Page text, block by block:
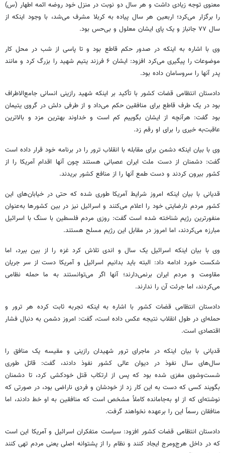
معنوی توجه زیادی داشت و هر سال دو نوبت در منزل خود روضه ائمه اطهار (س)
را برگزار می‌کرد؛ اربعین هر سال پیاده به کربلا مشرف می‌شد، با وجود اینکه از
سال ۷۷ جانباز و یک پای ایشان معلول و بی‌حس بود.
وی با اشاره به اینکه در صدور حکم قاطع بود و تا پاسی از شب در محل کار
موضوعات را پیگیری می‌کرد افزود: ایشان ۶ فرزند یتیم شهید را بزرگ کرد و مانند
پدر آنها را سروسامان داده بود.
دادستان انتظامی قضات کشور با تأکید بر اینکه شهید رازینی انسانی جامع‌الاطراف
بود در یک طرف قاطع برای منافقین حکم می‌داد و از طرفی دلش در گروییتیمان
بود گفت: هرآنچه از ایشان بگوییم کم است و خداوند بهترین مزد و بالاترین
عاقبت‌به خیری را برای او رقم زد.
وی با بیان اینکه دشمن برای مقابله با انقلاب ترور را در برنامه خود قرار داده است
گفت: دشمنان از دست ملت ایران عصبانی هستند چون آنها اقدام آمریکا را از
کشور بیرون کردند و دست طمع آنها را از منافع کشور بریدند.
قدیانی با بیان اینکه امروز شرایط آمریکا طوری شده که حتی در خیابان‌های این
کشور مردم نارضایتی خود را اعلام می‌کنند و اسرائیل نیز در بین کشورها به‌عنوان
منفورترین رژیم شناخته شده است گفت: روزی مردم فلسطین با سنگ با اسرائیل
مبارزه می‌کردند، اما امروز در مقابل این رژیم مسلح هستند.
وی با بیان اینکه اسرائیل یک سال و اندی تلاش کرد غزه را از بین ببرد، اما
شکست خورد ادامه داد: البته باید بدانیم اسرائیل و آمریکا دست از سر جریان
مقاومت و مردم ایران برنمی‌دارند؛ آنها اگر می‌توانستند به ما حمله نظامی
می‌کردند، اما جرئت آن را ندارند.
دادستان انتظامی قضات کشور با اشاره به اینکه تجربه ثابت کرده هر ترور و
حمله‌ای در طول انقلاب نتیجه عکس داده است، گفت: امروز دشمن به دنبال فشار
اقتصادی است.
قدیانی با بیان اینکه در ماجرای ترور شهیدانرازینی و مقیسه یک منافق را
سال‌های سال نفوذ در دیوان عالی کشور نفوذ دادند، گفت: قاتل طوری
شست‌وشوی مغزی شده بود که پس از ارتکاب قتل خودکشی کرد، تا دشمنان
بگویند کسی که دست به این کار زد از خودشان و فردی ناراضی بود، در صورتی که
نوشته‌ای که از او به‌جامانده کاملاً مشخص است که منافقین به او خط دادند، اما
منافقان رسماً این را برعهده نخواهند گرفت.
دادستان انتظامی قضات کشور افزود: سیاست متفکران اسرائیل و آمریکا این است
که در داخل هرج‌ومرج ایجاد کنند و نظام را از پشتوانه اصلی یعنی مردم تهی کنند